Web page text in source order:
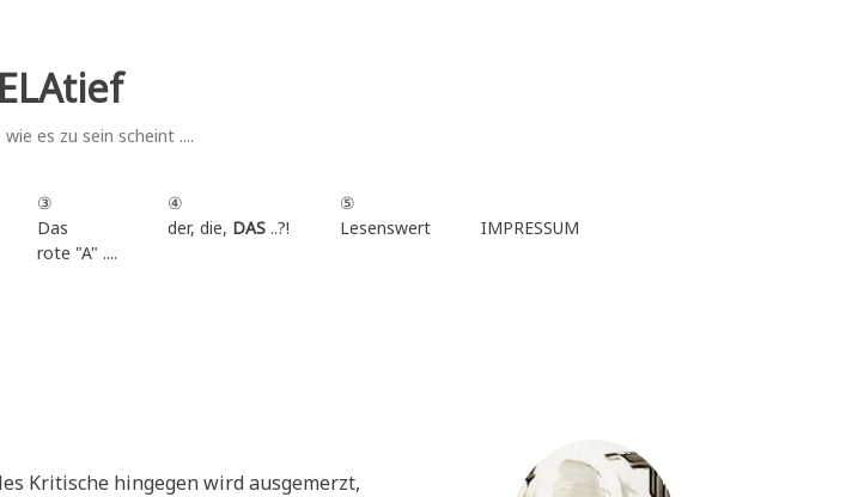
es zu sein scheint ....
③
Das
rote "A" ....
④
der, die, DAS..?!
⑤
Lesenswert
IMPRESSUM
Kri­ti­sche hin­ge­gen wird aus­ge­merzt,